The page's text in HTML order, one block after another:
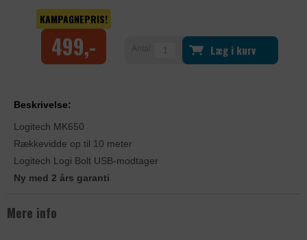
KAMPAGNEPRIS!
499,- Læg i kurv
Beskrivelse:
Logitech MK650
Rækkevidde op til 10 meter
Logitech Logi Bolt USB-modtager
Ny med 2 års garanti
Mere info